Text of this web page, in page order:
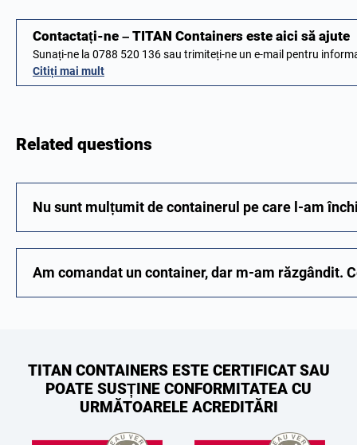
Contactați-ne – TITAN Containers este aici să ajute
Sunați-ne la 0788 520 136 sau trimiteți-ne un e-mail pentru
Citiți mai mult
Related questions
Nu sunt mulțumit de containerul pe care l-am
Am comandat un container, dar m-am răzgândit.
TITAN CONTAINERS ESTE CERTIFICAT SAU
POATE SUSȚINE CONFORMITATEA CU
URMĂTOARELE ACREDITĂRI